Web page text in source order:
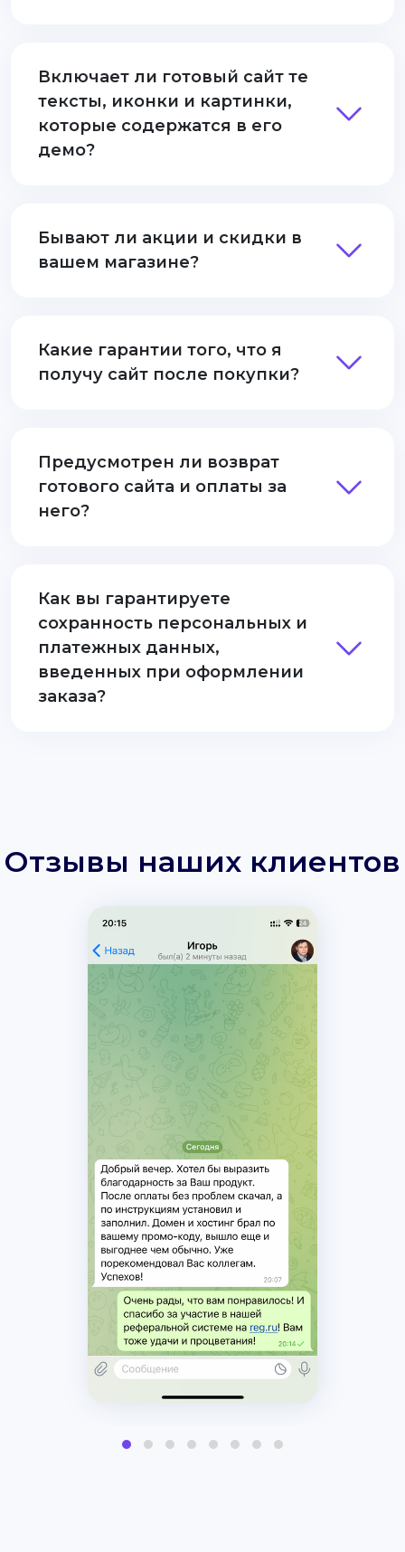
Включает ли готовый сайт те
тексты, иконки и картинки,
которые содержатся в его
демо?
Бывают ли акции и скидки в
вашем магазине?
Какие гарантии того, что я
получу сайт после покупки?
Предусмотрен ли возврат
готового сайта и оплаты за
него?
Как вы гарантируете
сохранность персональных и
платежных данных,
введенных при оформлении
заказа?
Отзывы наших клиентов